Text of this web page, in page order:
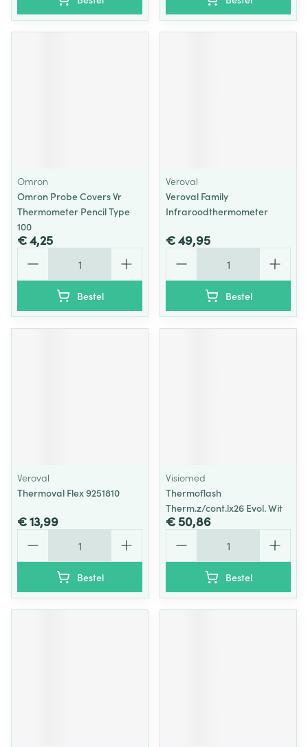
Omron
Omron Probe Covers Vr
Thermometer Pencil Type
100
€ 4,25
Bestel
Veroval
Veroval Family
Infraroodthermometer
€ 49,95
Bestel
Veroval
Thermoval Flex 9251810
€ 13,99
Bestel
Visiomed
Thermoflash
Therm.z/cont.lx26 Evol. Wit
€ 50,86
Bestel